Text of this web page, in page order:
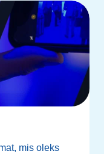
mis oleks